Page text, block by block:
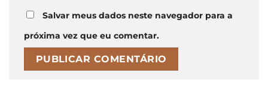
Salvar meus dados neste navegador para a
próxima vez que eu comentar.